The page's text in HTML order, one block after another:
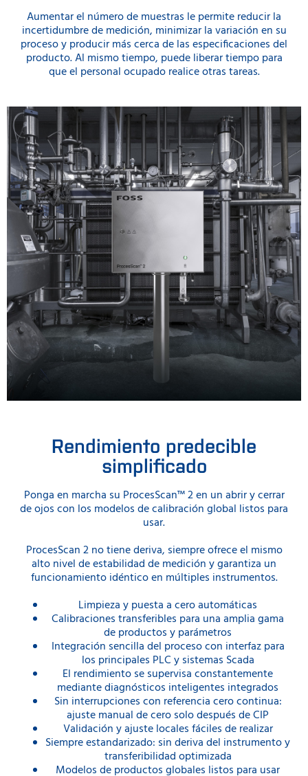
Aumentar el número de muestras le permite reducir la
incertidumbre de medición, minimizar la variación en su
proceso y producir más cerca de las especificaciones del
producto. Al mismo tiempo, puede liberar tiempo para
que el personal ocupado realice otras tareas.
Rendimiento predecible
simplificado
Ponga en marcha su ProcesScan™ 2 en un abrir y cerrar
de ojos con los modelos de calibración global listos para
usar.
ProcesScan 2 no tiene deriva, siempre ofrece el mismo
alto nivel de estabilidad de medición y garantiza un
funcionamiento idéntico en múltiples instrumentos.
Limpieza y puesta a cero automáticas
Calibraciones transferibles para una amplia gama
de productos y parámetros
Integración sencilla del proceso con interfaz para
los principales PLC y sistemas Scada
El rendimiento se supervisa constantemente
mediante diagnósticos inteligentes integrados
Sin interrupciones con referencia cero continua:
ajuste manual de cero solo después de CIP
Validación y ajuste locales fáciles de realizar
Siempre estandarizado: sin deriva del instrumento y
transferibilidad optimizada
Modelos de productos globales listos para usar